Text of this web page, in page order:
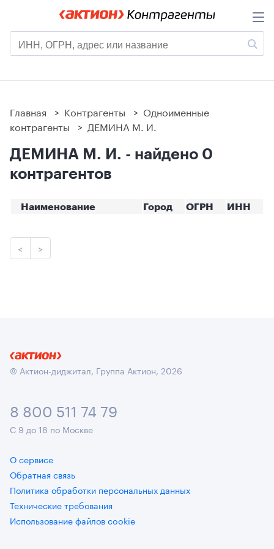
Главная > Контрагенты > Одноименные
контрагенты > ДЕМИНА М. И.
ДЕМИНА М. И. - найдено 0
контрагентов
Наименование Город ОГРН ИНН
< >
© Актион-диджитал, Группа Актион, 2026
8 800 511 74 79
С 9 до 18 по Москве
О сервисе
Обратная связь
Политика обработки персональных данных
Технические требования
Использование файлов cookie